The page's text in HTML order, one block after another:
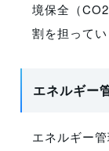
境保全（
割を担ってい
エネルギー
エネルギー